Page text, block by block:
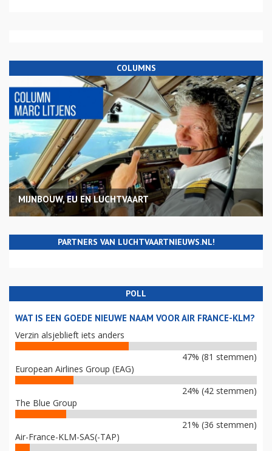
COLUMNS
MIJNBOUW, EU EN LUCHTVAART
PARTNERS VAN LUCHTVAARTNIEUWS.NL!
POLL
WAT IS EEN GOEDE NIEUWE NAAM VOOR AIR FRANCE-KLM?
Verzin alsjeblieft iets anders
47% (81 stemmen)
European Airlines Group (EAG)
24% (42 stemmen)
The Blue Group
21% (36 stemmen)
Air-France-KLM-SAS(-TAP)